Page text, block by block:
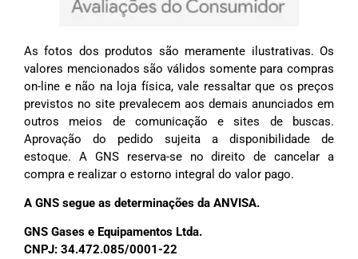
As fotos dos produtos são meramente ilustrativas. Os
valores mencionados são válidos somente para compras
on-line e não na loja física, vale ressaltar que os preços
previstos no site prevalecem aos demais anunciados em
outros meios de comunicação e sites de buscas.
Aprovação do pedido sujeita a disponibilidade de
estoque. A GNS reserva-se no direito de cancelar a
compra e realizar o estorno integral do valor pago.
A GNS segue as determinações da ANVISA.
GNS Gases e Equipamentos Ltda.
CNPJ: 34.472.085/0001-22